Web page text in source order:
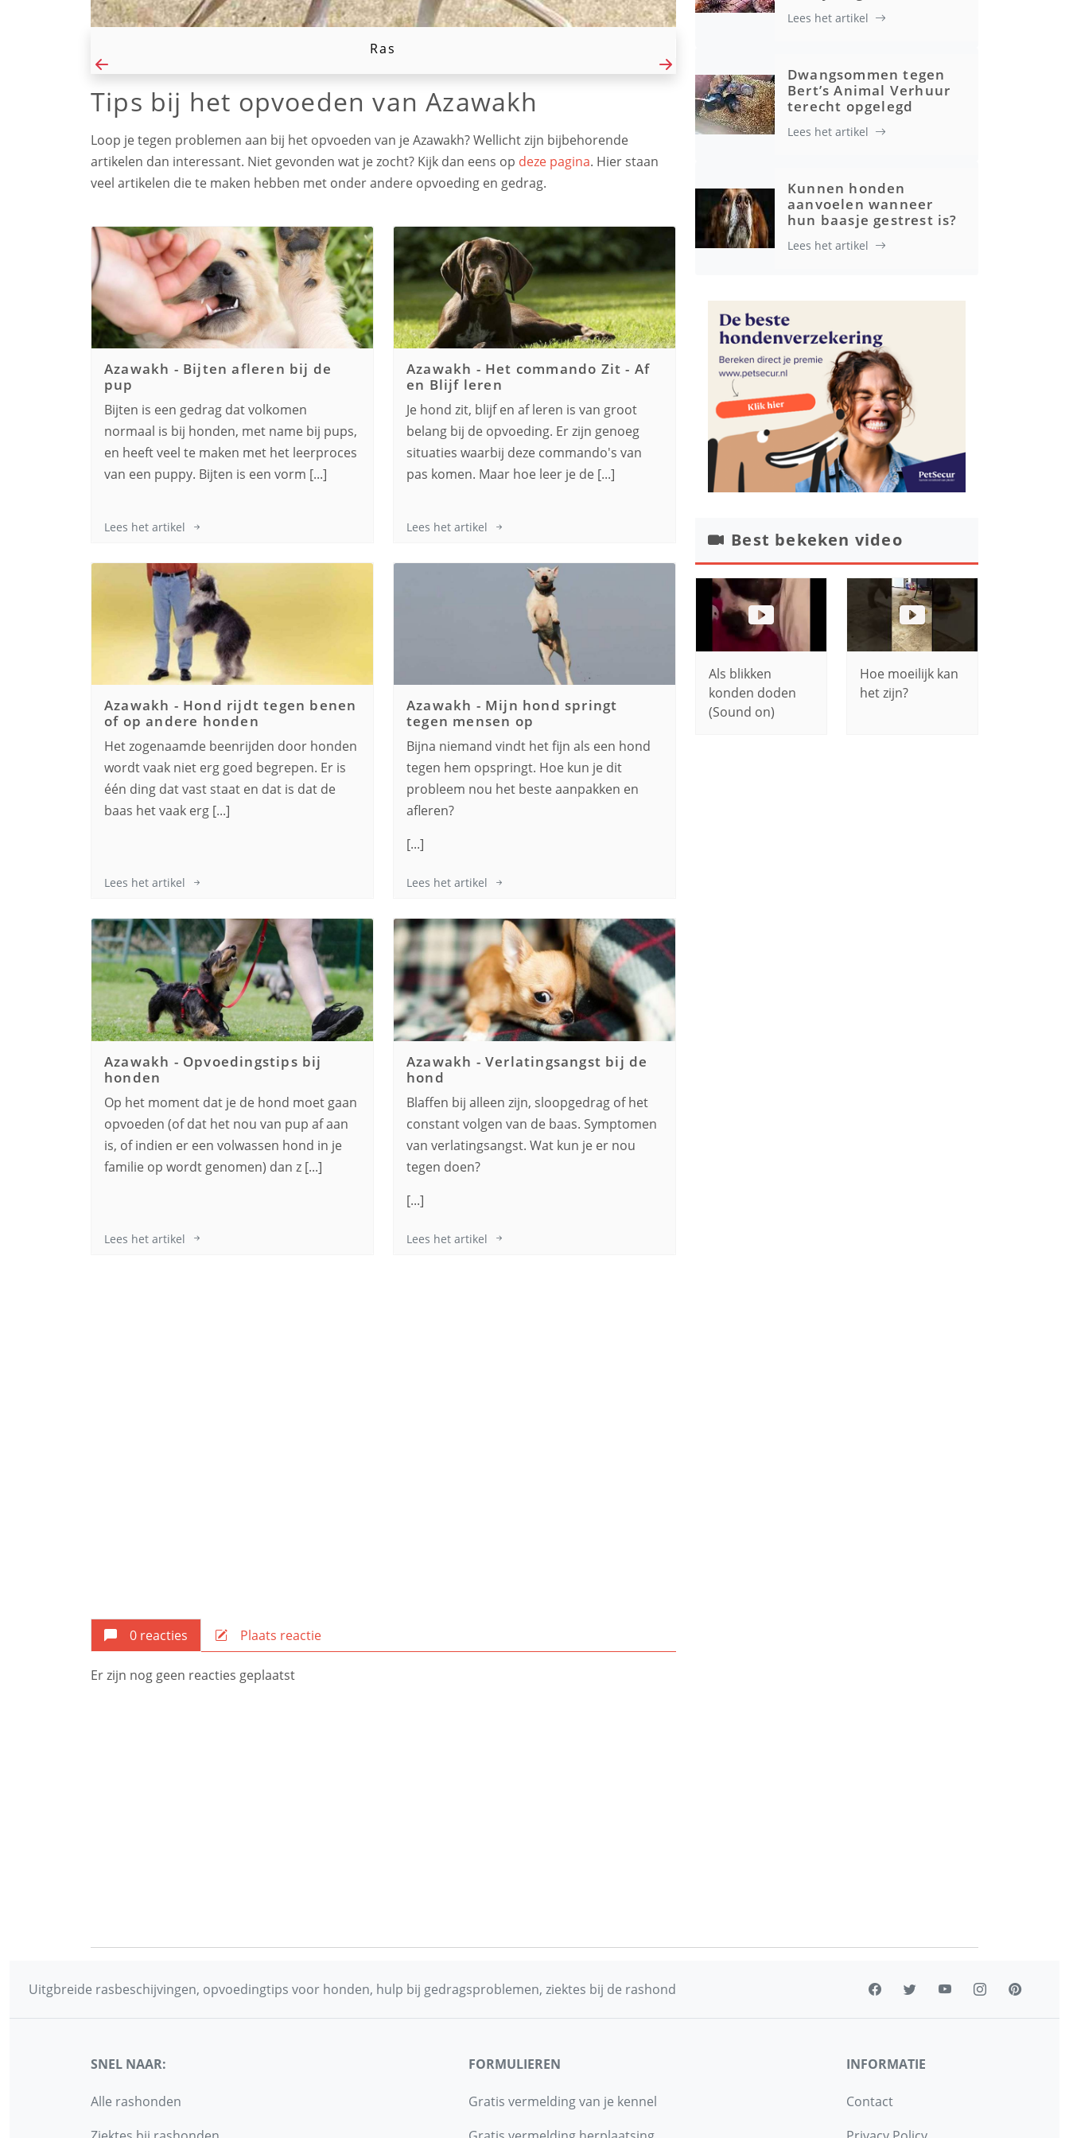
Ras
Tips bij het opvoeden van Azawakh
Loop je tegen problemen aan bij het opvoeden van je Azawakh? Wellicht zijn bijbehorende
artikelen dan interessant. Niet gevonden wat je zocht? Kijk dan eens op deze pagina. Hier staan
veel artikelen die te maken hebben met onder andere opvoeding en gedrag.
Azawakh - Bijten afleren bij de
pup
Bijten is een gedrag dat volkomen
normaal is bij honden, met name bij pups,
en heeft veel te maken met het leerproces
van een puppy. Bijten is een vorm [...]
Lees het artikel
Azawakh - Het commando Zit - Af
en Blijf leren
Je hond zit, blijf en af leren is van groot
belang bij de opvoeding. Er zijn genoeg
situaties waarbij deze commando's van
pas komen. Maar hoe leer je de [...]
Lees het artikel
Azawakh - Hond rijdt tegen benen
of op andere honden
Het zogenaamde beenrijden door honden
wordt vaak niet erg goed begrepen. Er is
één ding dat vast staat en dat is dat de
baas het vaak erg [...]
Lees het artikel
Azawakh - Mijn hond springt
tegen mensen op
Bijna niemand vindt het fijn als een hond
tegen hem opspringt. Hoe kun je dit
probleem nou het beste aanpakken en
afleren?
[...]
Lees het artikel
Azawakh - Opvoedingstips bij
honden
Op het moment dat je de hond moet gaan
opvoeden (of dat het nou van pup af aan
is, of indien er een volwassen hond in je
familie op wordt genomen) dan z [...]
Lees het artikel
Azawakh -Verlatingsangst bij de
hond
Blaffen bij alleen zijn, sloopgedrag of het
constant volgen van de baas. Symptomen
van verlatingsangst. Wat kun je er nou
tegen doen?
[...]
Lees het artikel
0 reacties Plaats reactie
Er zijn nog geen reacties geplaatst
Lees het artikel
Dwangsommen tegen
Bert’s Animal Verhuur
terecht opgelegd
Lees het artikel
Kunnen honden
aanvoelen wanneer
hun baasje gestrest is?
Lees het artikel
Best bekeken video
Als blikken
konden doden
(Sound on)
Hoe moeilijk kan
het zijn?
Uitgbreide rasbeschijvingen, opvoedingtips voor honden, hulp bij gedragsproblemen, ziektes bij de rashond
SNEL NAAR:
Alle rashonden
FORMULIEREN
Gratis vermelding van je kennel
INFORMATIE
Contact